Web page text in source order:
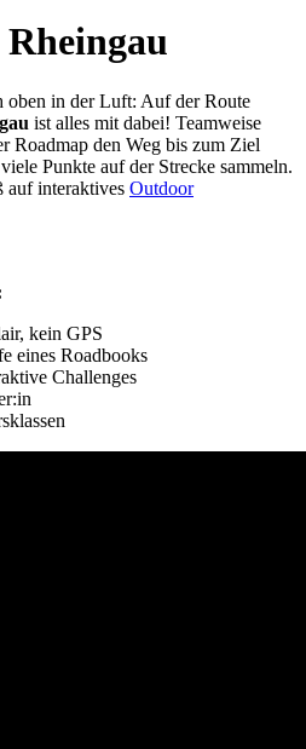
oben in der Luft: Auf der Route
ist alles mit dabei! Teamweise
Roadmap den Weg bis zum Ziel
Punkte auf der Strecke sammeln.
interaktives Outdoor
kein GPS
eines Roadbooks
Challenges